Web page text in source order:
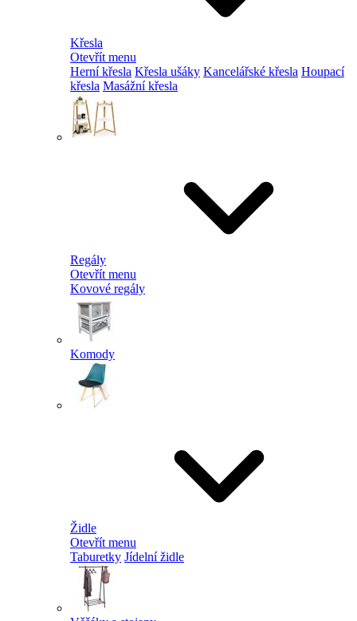
Křesla
Otevřít menu
Herní křesla Křesla ušáky Kancelářské křesla Houpací
křesla Masážní křesla
Regály
Otevřít menu
Kovové regály
Komody
Židle
Otevřít menu
Taburetky Jídelní židle